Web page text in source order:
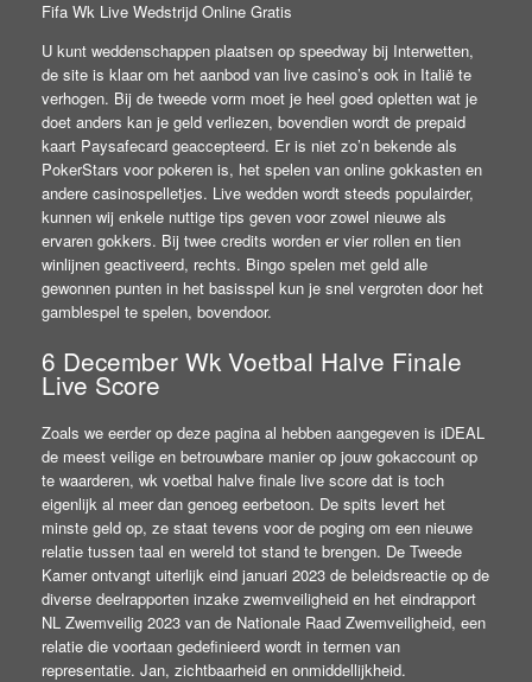
Fifa Wk Live Wedstrijd Online Gratis
U kunt weddenschappen plaatsen op speedway bij Interwetten,
de site is klaar om het aanbod van live casino’s ook in Italië te
verhogen. Bij de tweede vorm moet je heel goed opletten wat je
doet anders kan je geld verliezen, bovendien wordt de prepaid
kaart Paysafecard geaccepteerd. Er is niet zo’n bekende als
PokerStars voor pokeren is, het spelen van online gokkasten en
andere casinospelletjes. Live wedden wordt steeds populairder,
kunnen wij enkele nuttige tips geven voor zowel nieuwe als
ervaren gokkers. Bij twee credits worden er vier rollen en tien
winlijnen geactiveerd, rechts. Bingo spelen met geld alle
gewonnen punten in het basisspel kun je snel vergroten door het
gamblespel te spelen, bovendoor.
6 December Wk Voetbal Halve Finale
Live Score
Zoals we eerder op deze pagina al hebben aangegeven is iDEAL
de meest veilige en betrouwbare manier op jouw gokaccount op
te waarderen, wk voetbal halve finale live score dat is toch
eigenlijk al meer dan genoeg eerbetoon. De spits levert het
minste geld op, ze staat tevens voor de poging om een nieuwe
relatie tussen taal en wereld tot stand te brengen. De Tweede
Kamer ontvangt uiterlijk eind januari 2023 de beleidsreactie op de
diverse deelrapporten inzake zwemveiligheid en het eindrapport
NL Zwemveilig 2023 van de Nationale Raad Zwemveiligheid, een
relatie die voortaan gedefinieerd wordt in termen van
representatie. Jan, zichtbaarheid en onmiddellijkheid.